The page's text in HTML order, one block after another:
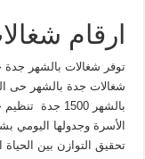
ارقام
توفر شغالات بالشهر جدة
شغالات جدة بالشهر حى
بالشهر 1500
الأسرة وجدولها
تحقيق التوازن بين الحياة